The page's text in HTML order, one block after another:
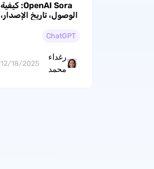
OpenAI Sora: كيفية
الوصول، تاريخ الإصدار،
ChatGPT
رغداء
محمد
12/18/2025